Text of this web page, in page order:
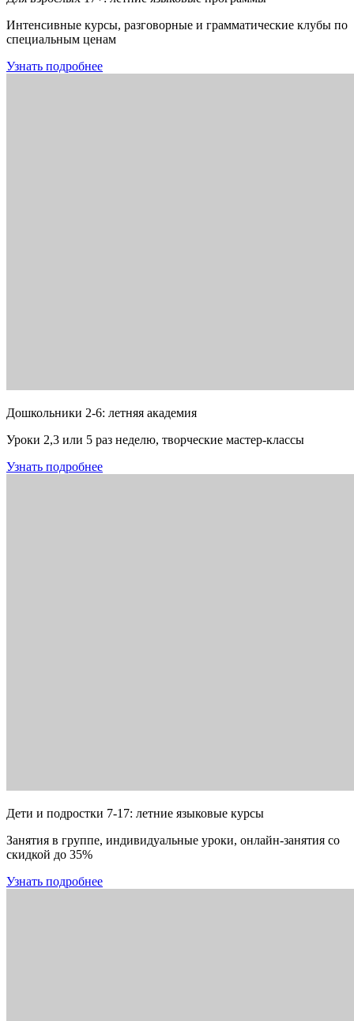
Интенсивные курсы, разговорные и грамматические клубы по
специальным ценам
Узнать подробнее
Дошкольники 2-6: летняя академия
Уроки 2,3 или 5 раз неделю, творческие мастер-классы
Узнать подробнее
Дети и подростки 7-17: летние языковые курсы
Занятия в группе, индивидуальные уроки, онлайн-занятия со
скидкой до 35%
Узнать подробнее